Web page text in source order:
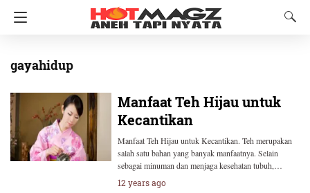
gayahidup
Manfaat Teh Hijau untuk
Kecantikan
Manfaat Teh Hijau untuk Kecantikan. Teh merupakan
salah satu bahan yang banyak manfaatnya. Selain
sebagai minuman dan menjaga kesehatan tubuh,…
12 years ago